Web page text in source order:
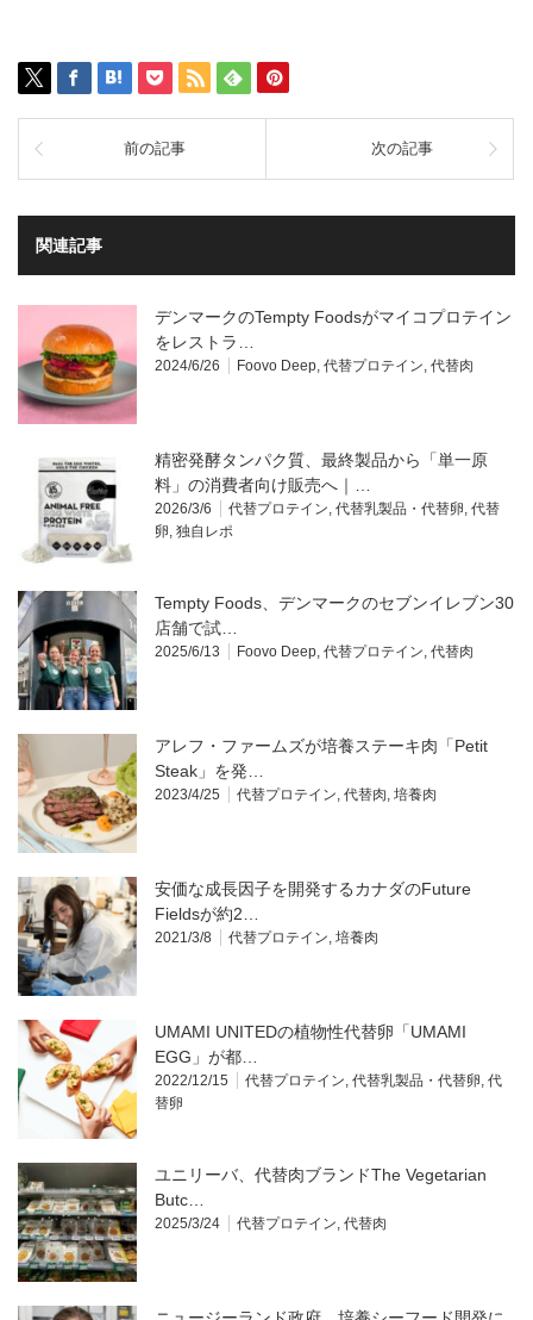
前の記事 次の記事
関連記事
デンマークのTempty Foodsがマイコプロテイン
をレストラ…
2024/6/26 Foovo Deep, 代替プロテイン, 代替肉
精密発酵タンパク質、最終製品から「単一原
料」の消費者向け販売へ｜…
2026/3/6 代替プロテイン, 代替乳製品・代替卵, 代替
卵, 独自レポ
Tempty Foods、デンマークのセブンイレブン30
店舗で試…
2025/6/13 Foovo Deep, 代替プロテイン, 代替肉
アレフ・ファームズが培養ステーキ肉「Petit
Steak」を発…
2023/4/25 代替プロテイン, 代替肉, 培養肉
安価な成長因子を開発するカナダのFuture
Fieldsが約2…
2021/3/8 代替プロテイン, 培養肉
UMAMI UNITEDの植物性代替卵「UMAMI
EGG」が都…
2022/12/15 代替プロテイン, 代替乳製品・代替卵, 代
替卵
ユニリーバ、代替肉ブランドThe Vegetarian
Butc…
2025/3/24 代替プロテイン, 代替肉